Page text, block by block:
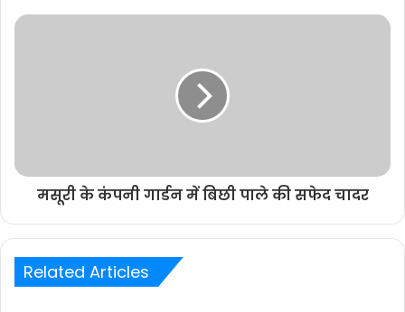
मसूरी के कंपनी गार्डन में बिछी पाले की सफेद चादर
Related Articles